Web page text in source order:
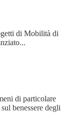
di Mobilità di
di particolare
benessere degli